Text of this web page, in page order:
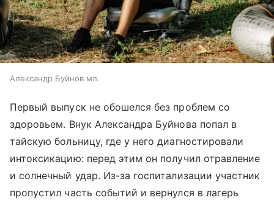
Александр Буйнов мл.
Первый выпуск не обошелся без проблем со
здоровьем. Внук Александра Буйнова попал в
тайскую больницу, где у него диагностировали
интоксикацию: перед этим он получил отравление
и солнечный удар. Из-за госпитализации участник
пропустил часть событий и вернулся в лагерь